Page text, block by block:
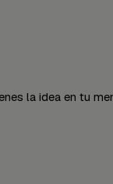
la idea en tu